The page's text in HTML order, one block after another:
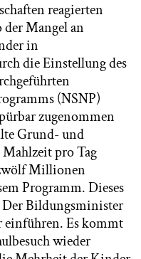
reagierten
der Mangel an
in
die Einstellung des
(NSNP)
zugenommen
Grund- und
pro Tag
Millionen
Programm. Dieses
Der Bildungsminister
einführen. Es kommt
wieder